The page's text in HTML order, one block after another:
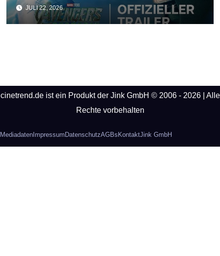
Doctor Doom zurück
JULI 22, 2026
cinetrend.de ist ein Produkt der Jink GmbH © 2006 - 2026 | Alle
Rechte vorbehalten
Mediadaten Impressum DatenschutzAGBs KontaktJink GmbH